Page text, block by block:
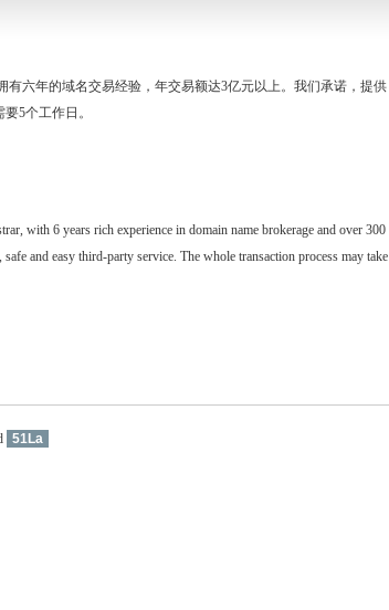
有六年的域名交易经验，年交易额达3亿元以上。我们承诺，提供
5个工作日。
with 6 years rich experience in domain name brokerage and over 300
and easy third-party service. The whole transaction process may take
51La